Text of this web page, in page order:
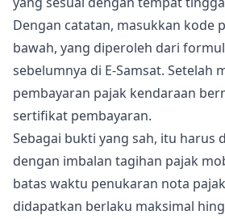
Dengan catatan, masukkan kode
bawah, yang diperoleh dari
sebelumnya di E-Samsat. Setelah
pembayaran pajak kendaraan
sertifikat pembayaran.
Sebagai bukti yang sah, itu harus
dengan imbalan tagihan pajak
batas waktu penukaran nota
didapatkan berlaku maksimal